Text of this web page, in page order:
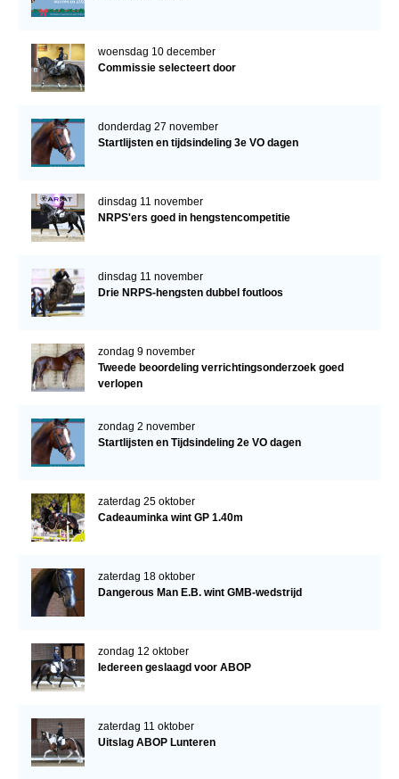
woensdag 10 december
Commissie selecteert door
donderdag 27 november
Startlijsten en tijdsindeling 3e VO dagen
dinsdag 11 november
NRPS'ers goed in hengstencompetitie
dinsdag 11 november
Drie NRPS-hengsten dubbel foutloos
zondag 9 november
Tweede beoordeling verrichtingsonderzoek goed
verlopen
zondag 2 november
Startlijsten en Tijdsindeling 2e VO dagen
zaterdag 25 oktober
Cadeauminka wint GP 1.40m
zaterdag 18 oktober
Dangerous Man E.B. wint GMB-wedstrijd
zondag 12 oktober
Iedereen geslaagd voor ABOP
zaterdag 11 oktober
Uitslag ABOP Lunteren